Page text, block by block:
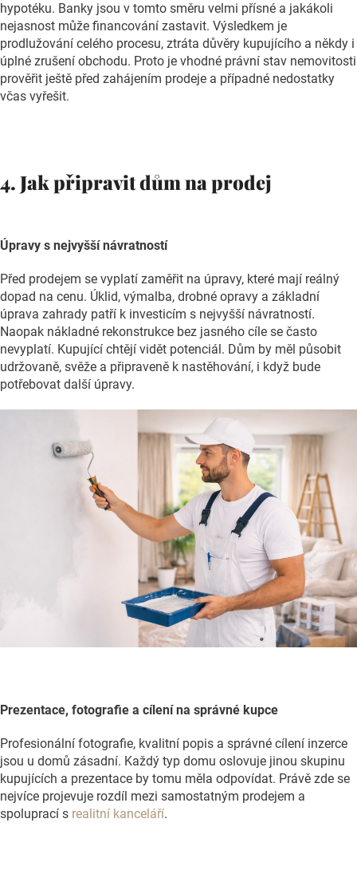
hypotéku. Banky jsou v tomto směru velmi přísné a jakákoli
nejasnost může financování zastavit. Výsledkem je
prodlužování celého procesu, ztráta důvěry kupujícího a někdy i
úplné zrušení obchodu. Proto je vhodné právní stav nemovitosti
prověřit ještě před zahájením prodeje a případné nedostatky
včas vyřešit.
4. Jak připravit dům na prodej
Úpravy s nejvyšší návratností
Před prodejem se vyplatí zaměřit na úpravy, které mají reálný
dopad na cenu. Úklid, výmalba, drobné opravy a základní
úprava zahrady patří k investicím s nejvyšší návratností.
Naopak nákladné rekonstrukce bez jasného cíle se často
nevyplatí. Kupující chtějí vidět potenciál. Dům by měl působit
udržovaně, svěže a připraveně k nastěhování, i když bude
potřebovat další úpravy.
Prezentace, fotografie a cílení na správné kupce
Profesionální fotografie, kvalitní popis a správné cílení inzerce
jsou u domů zásadní. Každý typ domu oslovuje jinou skupinu
kupujících a prezentace by tomu měla odpovídat. Právě zde se
nejvíce projevuje rozdíl mezi samostatným prodejem a
spoluprací s realitní kanceláří.